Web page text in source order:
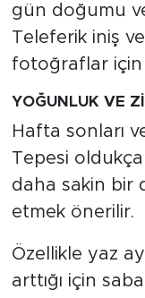
gün doğumu
Teleferik iniş ve
fotoğraflar için
YOĞUNLUK VE
Hafta sonları
Tepesi
daha sakin bir
etmek önerilir.
Özellikle yaz
arttığı için